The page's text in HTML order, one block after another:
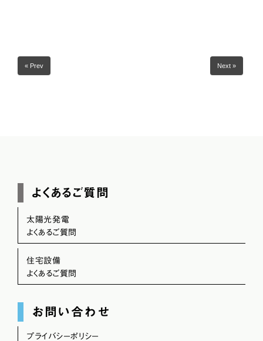
« Prev Next »
よくあるご質問
太陽光発電
よくあるご質問
住宅設備
よくあるご質問
お問い合わせ
プライバシーポリシー